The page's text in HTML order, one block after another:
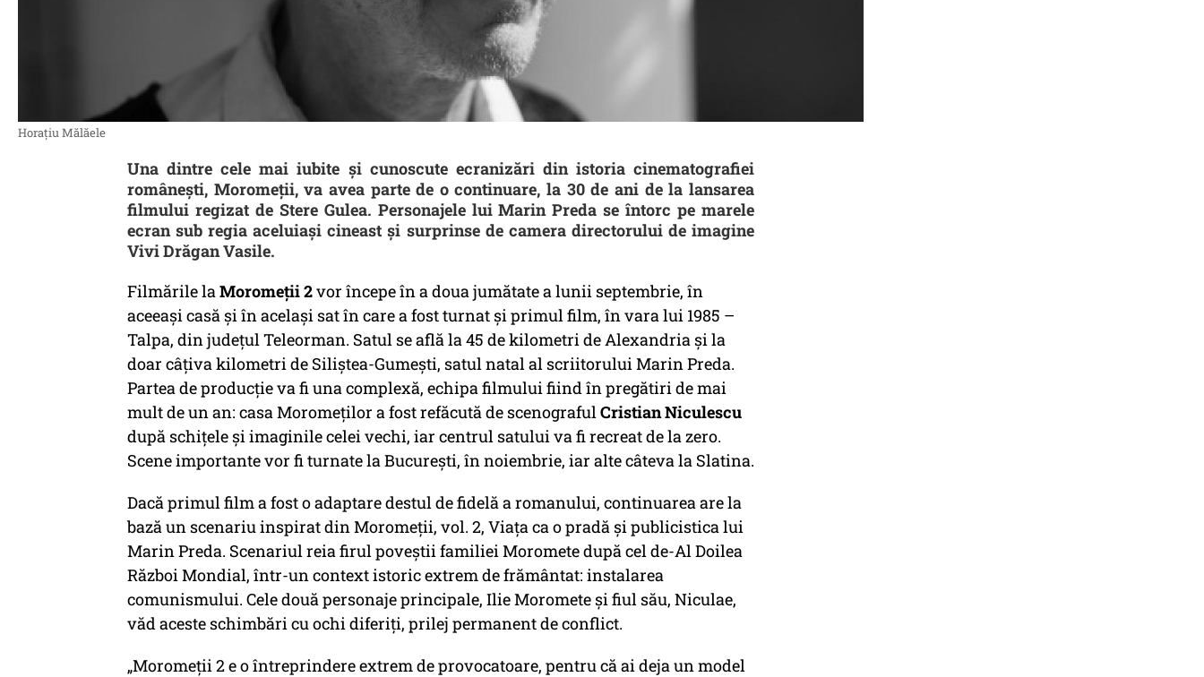
Horaţiu Mălăele
Una dintre cele mai iubite și cunoscute ecranizări din istoria cinematografiei
românești, Moromeții, va avea parte de o continuare, la 30 de ani de la lansarea
filmului regizat de Stere Gulea. Personajele lui Marin Preda se întorc pe marele
ecran sub regia aceluiași cineast și surprinse de camera directorului de imagine
Vivi Drăgan Vasile.
Filmările laMoromeții 2vor începe în a doua jumătate a lunii septembrie, în
aceeași casă și în același sat în care a fost turnat și primul film, în vara lui 1985 –
Talpa, din județul Teleorman. Satul se află la 45 de kilometri de Alexandria şi la
doar câțiva kilometri de Siliştea-Gumești, satul natal al scriitorului Marin Preda.
Partea de producție va fi una complexă, echipa filmului fiind în pregătiri de mai
mult de un an: casa Moromeților a fost refăcută de scenografulCristian Niculescu
după schițele și imaginile celei vechi, iar centrul satului va fi recreat de la zero.
Scene importante vor fi turnate la București, în noiembrie, iar alte câteva la Slatina.
Dacă primul film a fost o adaptare destul de fidelă a romanului, continuarea are la
bază un scenariu inspirat din Moromeții, vol. 2, Viața ca o pradă și publicistica lui
Marin Preda. Scenariul reia firul poveștii familiei Moromete după cel de-Al Doilea
Război Mondial, într-un context istoric extrem de frământat: instalarea
comunismului. Cele două personaje principale, Ilie Moromete și fiul său, Niculae,
văd aceste schimbări cu ochi diferiți, prilej permanent de conflict.
„Moromeții 2 e o întreprindere extrem de provocatoare, pentru că ai deja un model